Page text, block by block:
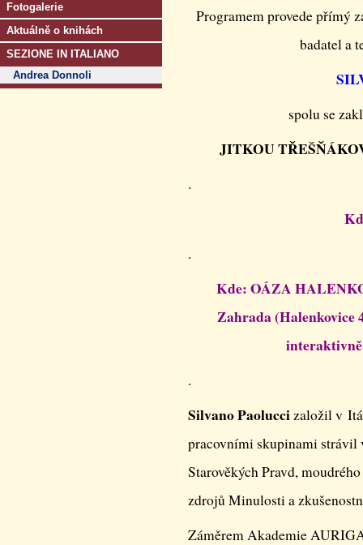
Fotogalerie
Aktuálně o knihách
SEZIONE IN ITALIANO
Andrea Donnoli
Programem provede přímý
badatel a
spolu se
JITKOU
.
.
Kde: OÁZA
Zahrada (Halenkovice
.
Silvano Paoluccizaložil v
pracovními skupinami strávil
Starověkých Pravd,
zdrojů Minulosti a
Záměrem Akademie